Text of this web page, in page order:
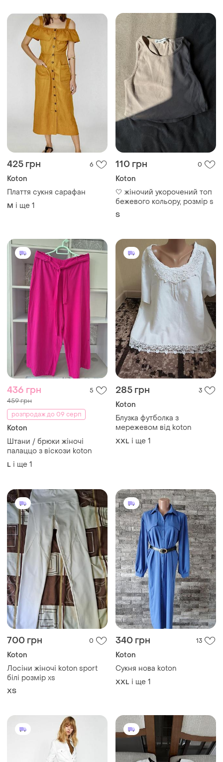
425 грн 6
Koton
Плаття сукня сарафан
M і ще 1
110 грн 0
Koton
🤍 жіночий укорочений топ
бежевого кольору, розмір s
S
436 грн 5
459 грн
розпродаж до 09 серп
Koton
Штани / брюки жіночі
палаццо з віскози koton
L і ще 1
285 грн 3
Koton
Блузка футболка з
мережевом від koton
XXL і ще 1
700 грн 0
Koton
Лосіни жіночі koton sport
білі розмір xs
ХS
340 грн 13
Koton
Сукня нова koton
XXL і ще 1